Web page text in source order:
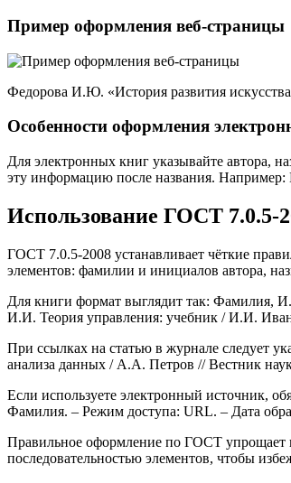
Пример оформления веб-страницы
Федорова И.Ю. «История развития
Особенности оформления
Для электронных книг указывайте автора,
эту информацию после названия.
Использование ГОСТ 7.0.5-
ГОСТ 7.0.5-2008 устанавливает чёткие
элементов: фамилии и инициалов автора,
Для книги формат выглядит так: Фамилия,
И.И. Теория управления: учебник / И.И.
При ссылках на статью в журнале следует
анализа данных / А.А. Петров // Вестник
Если используете электронный источник,
Фамилия. – Режим доступа: URL. – Дата
Правильное оформление по ГОСТ упрощает
последовательностью элементов, чтобы